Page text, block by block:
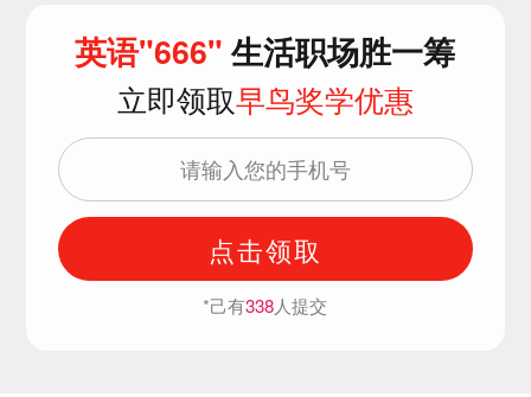
英语"666"生活职场胜一筹
立即领取早鸟奖学优惠
点击领取
*己有338人提交